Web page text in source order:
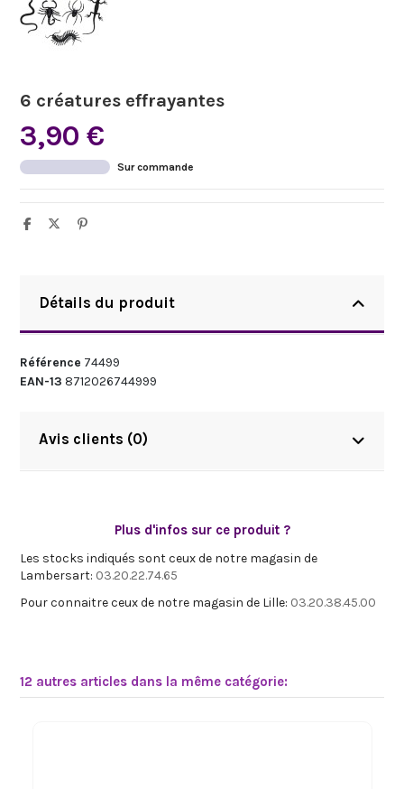
6 créatures effrayantes
3,90 €
Sur commande
Détails du produit
Référence 74499
EAN-13 8712026744999
Avis clients (0)
Plus d'infos sur ce produit ?
Les stocks indiqués sont ceux de notre magasin de
Lambersart: 03.20.22.74.65
Pour connaitre ceux de notre magasin de Lille: 03.20.38.45.00
12 autres articles dans la même catégorie: